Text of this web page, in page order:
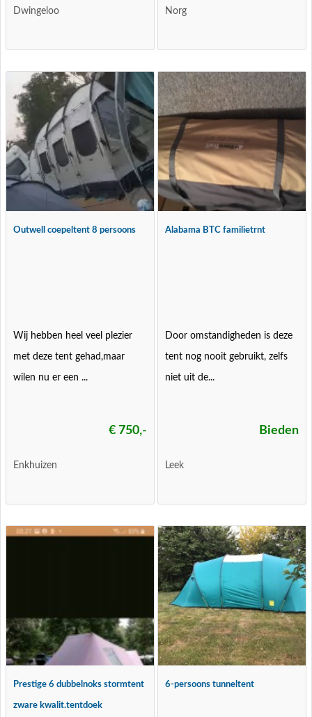
Dwingeloo Norg
Outwell coepeltent 8 persoons
Wij hebben heel veel plezier
met deze tent gehad,maar
wilen nu er een ...
€ 750,-
Enkhuizen
Alabama BTC familietrnt
Door omstandigheden is deze
tent nog nooit gebruikt, zelfs
niet uit de...
Bieden
Leek
Prestige 6 dubbelnoks stormtent
zware kwalit.tentdoek
6-persoons tunneltent